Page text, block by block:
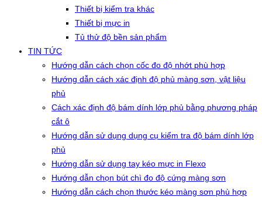
Thiết bị kiểm tra khác
Thiết bị mực in
Tủ thử độ bền sản phẩm
TIN TỨC
Hướng dẫn cách chọn cốc đo độ nhớt phù hợp
Hướng dẫn cách xác định độ phủ màng sơn, vật liệu
phủ
Cách xác định độ bám dính lớp phủ bằng phương pháp
cắt ô
Hướng dẫn sử dụng dụng cụ kiểm tra độ bám dính lớp
phủ
Hướng dẫn sử dụng tay kéo mực in Flexo
Hướng dẫn chọn bút chì đo độ cứng màng sơn
Hướng dẫn cách chọn thước kéo màng sơn phù hợp